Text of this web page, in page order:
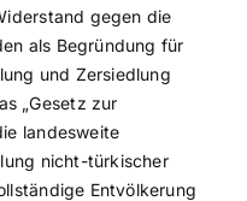
gegen die
als Begründung für
und Zersiedlung
„Gesetz zur
landesweite
nicht-türkischer
Entvölkerung